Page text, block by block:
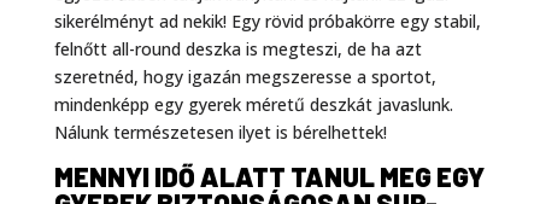
sikerélményt ad nekik! Egy rövid próbakörre egy stabil,
felnőtt all-round deszka is megteszi, de ha azt
szeretnéd, hogy igazán megszeresse a sportot,
mindenképp egy gyerek méretű deszkát javaslunk.
Nálunk természetesen ilyet is bérelhettek!
MENNYI IDŐ ALATT TANUL MEG EGY